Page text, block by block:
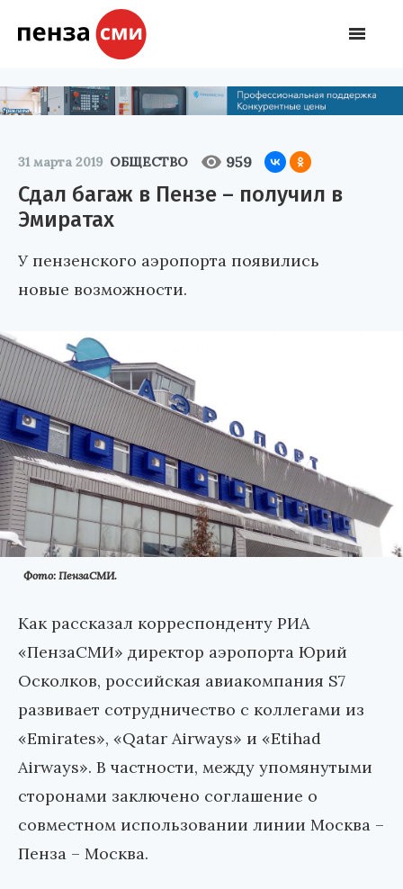
31 марта 2019 ОБЩЕСТВО 959
Сдал багаж в Пензе – получил в
Эмиратах
У пензенского аэропорта появились
новые возможности.
Фото: ПензаСМИ.
Как рассказал корреспонденту РИА
«ПензаСМИ» директор аэропорта Юрий
Осколков, российская авиакомпания S7
развивает сотрудничество с коллегами из
«Emirates», «Qatar Airways» и «Etihad
Airways». В частности, между упомянутыми
сторонами заключено соглашение о
совместном использовании линии Москва –
Пенза – Москва.